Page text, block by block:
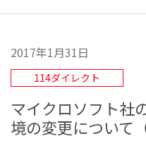
2017年1月31日
114ダイレクト
マイクロソフト社
境の変更について